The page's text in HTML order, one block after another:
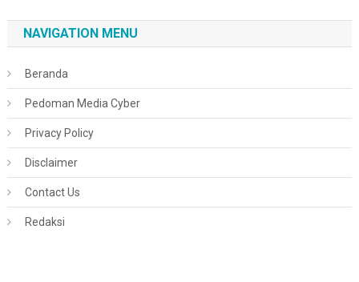
NAVIGATION MENU
Beranda
Pedoman Media Cyber
Privacy Policy
Disclaimer
Contact Us
Redaksi